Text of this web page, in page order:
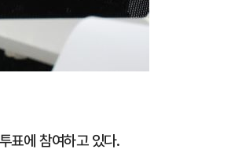
표에 참여하고 있다.
5
'국장만 하라고?'…ISA 세제개편에 개미
'부글부글'